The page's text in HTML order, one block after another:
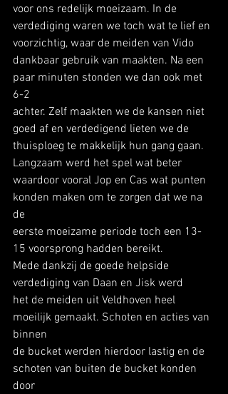
voor ons redelijk moeizaam. In de
verdediging waren we toch wat te lief en
voorzichtig, waar de meiden van Vido
dankbaar gebruik van maakten. Na een
paar minuten stonden we dan ook met
6-2
achter. Zelf maakten we de kansen niet
goed af en verdedigend lieten we de
thuisploeg te makkelijk hun gang gaan.
Langzaam werd het spel wat beter
waardoor vooral Jop en Cas wat punten
konden maken om te zorgen dat we na
de
eerste moeizame periode toch een 13-
15 voorsprong hadden bereikt.
Mede dankzij de goede helpside
verdediging van Daan en Jisk werd
het de meiden uit Veldhoven heel
moeilijk gemaakt. Schoten en acties van
binnen
de bucket werden hierdoor lastig en de
schoten van buiten de bucket konden
door